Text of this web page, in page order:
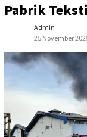
Pabrik
Admin
25 November